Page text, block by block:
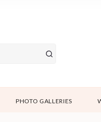
PHOTO GALLERIES